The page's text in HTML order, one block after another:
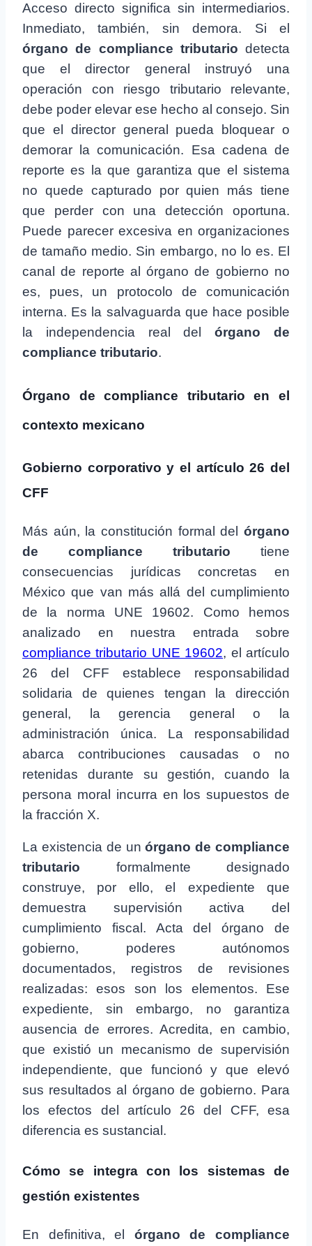
Acceso directo significa sin intermediarios.
Inmediato, también, sin demora. Si el
órgano de compliance tributario detecta
que el director general instruyó una
operación con riesgo tributario relevante,
debe poder elevar ese hecho al consejo. Sin
que el director general pueda bloquear o
demorar la comunicación. Esa cadena de
reporte es la que garantiza que el sistema
no quede capturado por quien más tiene
que perder con una detección oportuna.
Puede parecer excesiva en organizaciones
de tamaño medio. Sin embargo, no lo es. El
canal de reporte al órgano de gobierno no
es, pues, un protocolo de comunicación
interna. Es la salvaguarda que hace posible
la independencia real delórgano de
compliance tributario.
Órgano de compliance tributario en el
contexto mexicano
Gobierno corporativo y el artículo 26 del
CFF
Más aún, la constitución formal del órgano
de compliance tributario tiene
consecuencias jurídicas concretas en
México que van más allá del cumplimiento
de la norma UNE 19602. Como hemos
analizado en nuestra entrada sobre
compliance tributario UNE 19602, el artículo
26 del CFF establece responsabilidad
solidaria de quienes tengan la dirección
general, la gerencia general o la
administración única. La responsabilidad
abarca contribuciones causadas o no
retenidas durante su gestión, cuando la
persona moral incurra en los supuestos de
la fracción X.
La existencia de unórgano de compliance
tributario formalmente designado
construye, por ello, el expediente que
demuestra supervisión activa del
cumplimiento fiscal. Acta del órgano de
gobierno, poderes autónomos
documentados, registros de revisiones
realizadas: esos son los elementos. Ese
expediente, sin embargo, no garantiza
ausencia de errores. Acredita, en cambio,
que existió un mecanismo de supervisión
independiente, que funcionó y que elevó
sus resultados al órgano de gobierno. Para
los efectos del artículo 26 del CFF, esa
diferencia es sustancial.
Cómo se integra con los sistemas de
gestión existentes
En definitiva, el órgano de compliance